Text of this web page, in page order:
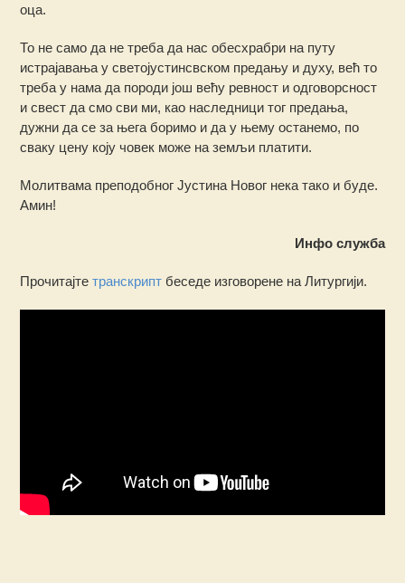
оца.
То не само да не треба да нас обесхрабри на путу
истрајавања у светојустинсвском предању и духу, већ то
треба у нама да породи још већу ревност и одговорсност
и свест да смо сви ми, као наследници тог предања,
дужни да се за њега боримо и да у њему останемо, по
сваку цену коју човек може на земљи платити.
Молитвама преподобног Јустина Новог нека тако и буде.
Амин!
Инфо служба
Прочитајтетранскрипт беседе изговорене на Литургији.